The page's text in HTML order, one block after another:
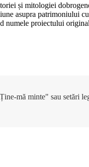
și mitologiei
asupra patrimoniului
proiectului
mă minte" sau setări